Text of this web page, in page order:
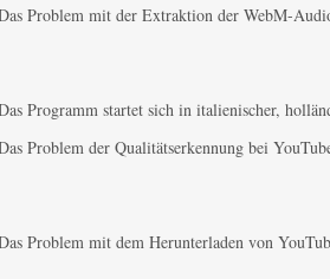
Problem mit der Extraktion der WebM-
Programm startet sich in italienischer,
Problem der Qualitätserkennung bei
Problem mit dem Herunterladen von